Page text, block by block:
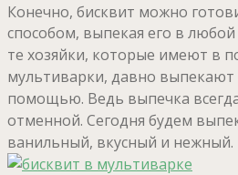
Конечно, бисквит можно
способом, выпекая его в
те хозяйки, которые имеют в
мультиварки, давно выпекают
помощью. Ведь выпечка
отменной. Сегодня будем
ванильный, вкусный и нежный.